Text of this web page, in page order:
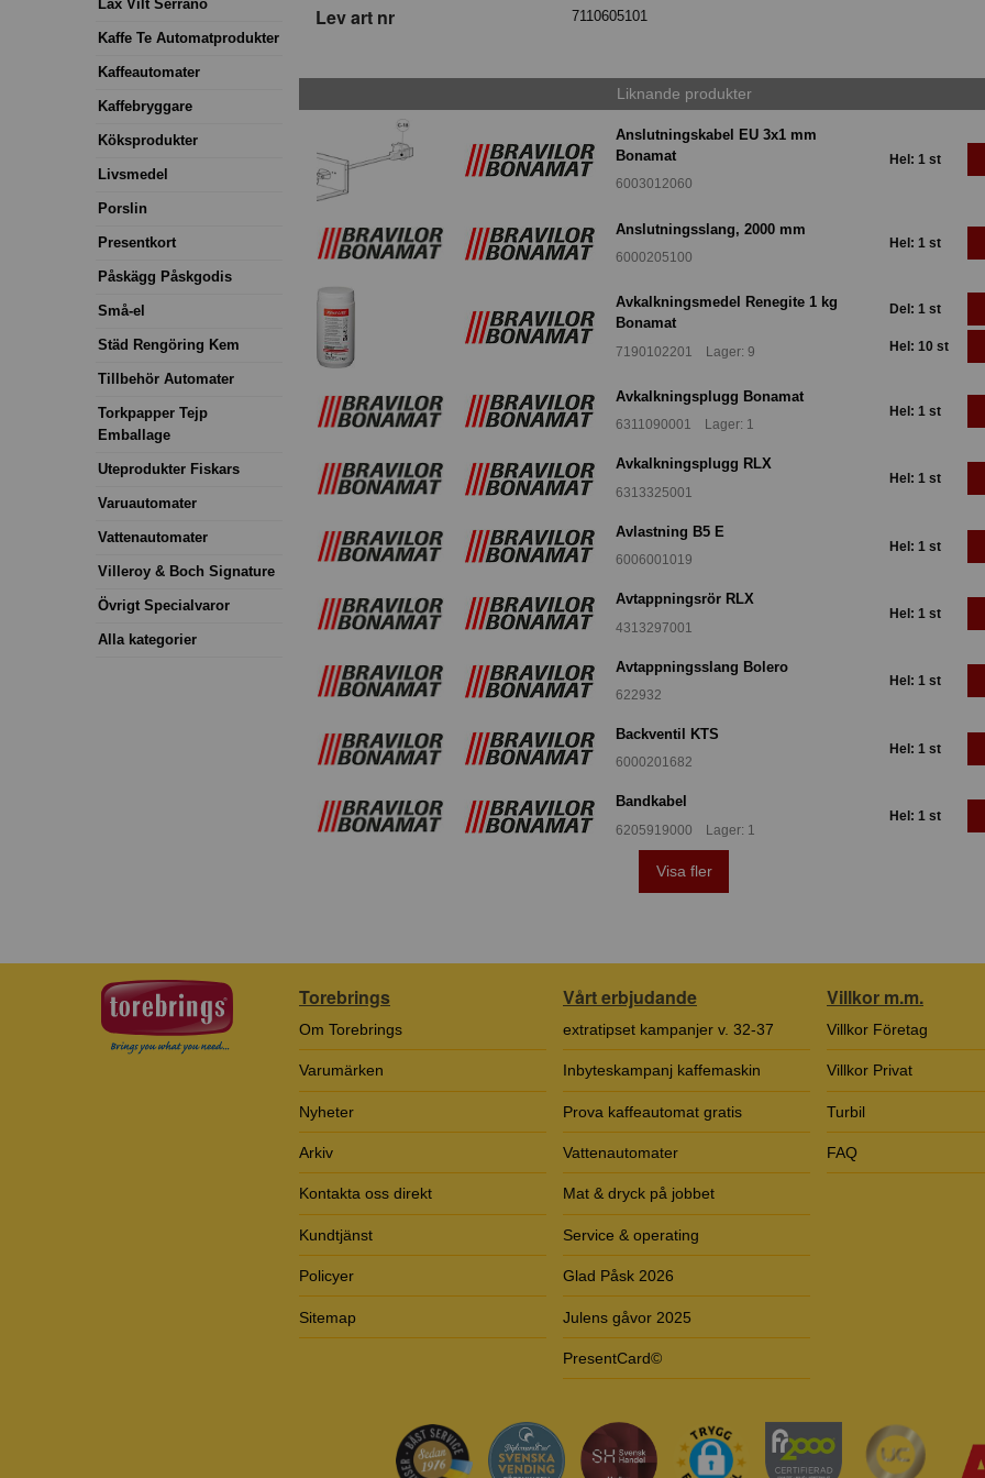
Lax Vilt Serrano
Kaffe Te Automatprodukter
Kaffeautomater
Kaffebryggare
Köksprodukter
Livsmedel
Porslin
Presentkort
Påskägg Påskgodis
Små-el
Städ Rengöring Kem
Tillbehör Automater
Torkpapper Tejp
Emballage
Uteprodukter Fiskars
Varuautomater
Vattenautomater
Villeroy & Boch Signature
Övrigt Specialvaror
Alla kategorier
Lev art nr 7110605101
Liknande produkter
Anslutningskabel EU 3x1 mm
Bonamat
6003012060
Hel: 1 st
Anslutningsslang, 2000 mm
6000205100
Hel: 1 st
Avkalkningsmedel Renegite 1 kg
Bonamat
7190102201 Lager: 9
Del: 1 st
Hel: 10 st
Avkalkningsplugg Bonamat
6311090001 Lager: 1
Hel: 1 st
Avkalkningsplugg RLX
6313325001
Hel: 1 st
Avlastning B5 E
6006001019
Hel: 1 st
Avtappningsrör RLX
4313297001
Hel: 1 st
Avtappningsslang Bolero
622932
Hel: 1 st
Backventil KTS
6000201682
Hel: 1 st
Bandkabel
6205919000 Lager: 1
Hel: 1 st
Visa fler
Torebrings
Om Torebrings
Varumärken
Nyheter
Arkiv
Kontakta oss direkt
Kundtjänst
Policyer
Sitemap
Vårt erbjudande
extratipset kampanjer v. 32-37
Inbyteskampanj kaffemaskin
Prova kaffeautomat gratis
Vattenautomater
Mat & dryck på jobbet
Service & operating
Glad Påsk 2026
Julens gåvor 2025
PresentCard©
Villkor m.m.
Villkor Företag
Villkor Privat
Turbil
FAQ